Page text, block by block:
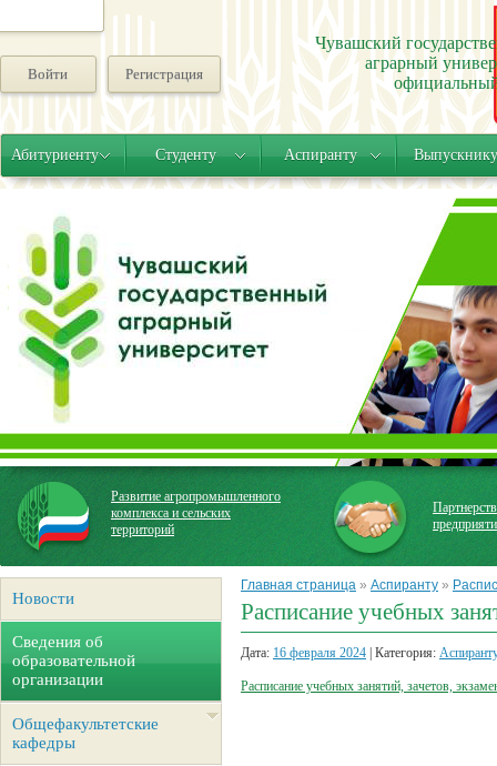
Войти Регистрация
Чувашский
аграрный
Абитуриенту Студенту Аспиранту
Развитие агропромышленного
комплекса и сельских
территорий
Новости
Сведения об
образовательной
организации
Общефакультетские
кафедры
Главная страница » Аспиранту »
Расписание учебных
Дата: 16 февраля 2024 | Категория:
Расписание учебных занятий, зачетов,